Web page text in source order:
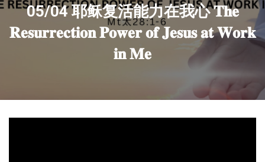
05/04 耶稣复活能力在我心 𝐓𝐡𝐞
𝐑𝐞𝐬𝐮𝐫𝐫𝐞𝐜𝐭𝐢𝐨𝐧 𝐏𝐨𝐰𝐞𝐫 𝐨𝐟 𝐉𝐞𝐬𝐮𝐬 𝐚𝐭 𝐖𝐨𝐫𝐤
𝐢𝐧 𝐌𝐞